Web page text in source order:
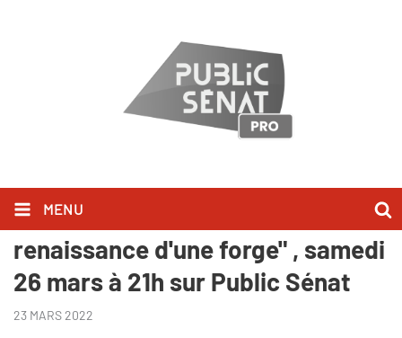
MENU
RAPPEL : "Un beau geste. La
renaissance d'une forge" , samedi
26 mars à 21h sur Public Sénat
23 MARS 2022